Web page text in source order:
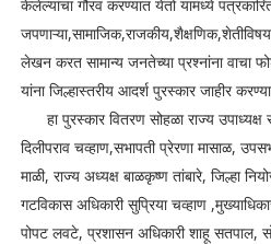
केलेल्यांचा गौरव करण्यात येतो यामध्ये
लेखन करत सामान्य जनतेच्या प्रश्नांना वाचा
यांना जिल्हास्तरीय आदर्श पुरस्कार जाहीर
हा पुरस्कार वितरण सोहळा राज्य उपाध्यक्ष
दिलीपराव चव्हाण,सभापती प्रेरणा मासाळ,
माळी, राज्य अध्यक्ष बाळकृष्ण तांबारे, जिल्हा
गटविकास अधिकारी सुप्रिया चव्हाण
पोपट लवटे, प्रशासन अधिकारी शाहू सतपाल,